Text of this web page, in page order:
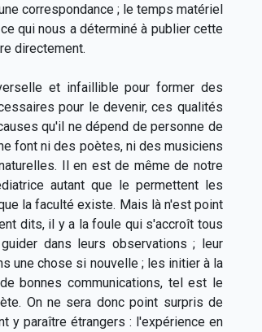
correspondance ; le temps matériel
qui nous a déterminé à publier cette
directement.
et infaillible pour former des
pour le devenir, ces qualités
qu'il ne dépend de personne de
font ni des poètes, ni des musiciens
Il en est de même de notre
autant que le permettent les
la faculté existe. Mais là n'est point
dits, il y a la foule qui s'accroît tous
dans leurs observations ; leur
une chose si nouvelle ; les initier à la
bonnes communications, tel est le
On ne sera donc point surpris de
y paraître étrangers : l'expérience en